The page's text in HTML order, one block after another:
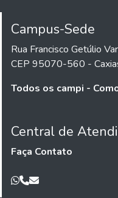
Campus-Sede
Rua Francisco Getúlio
CEP 95070-560 -
Todos os campi -
Central de
Faça Contato